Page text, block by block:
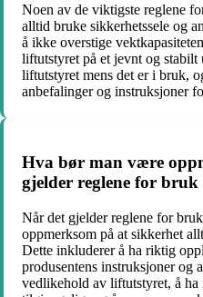
Noen av de viktigste reglene
alltid bruke sikkerhetssele og
å ikke overstige
liftutstyret på et jevnt og stabilt
liftutstyret mens det er i bruk,
anbefalinger og instruksjoner
Hva bør man være
gjelder reglene for
Når det gjelder reglene for
oppmerksom på at sikkerhet
Dette inkluderer å ha riktig
produsentens instruksjoner og
vedlikehold av liftutstyret, å